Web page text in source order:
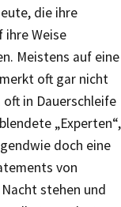
die ihre
ihre Weise
Meistens auf eine
oft gar nicht
in Dauerschleife
„Experten“,
doch eine
von
stehen und